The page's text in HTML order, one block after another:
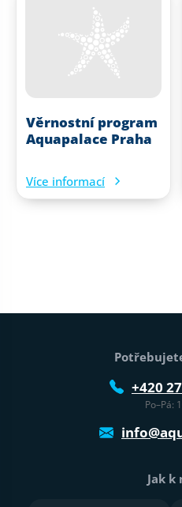
Věrnostní program
Aquapalace Praha
Více informací
Patička webu
+420
Po–Pá:
Jak k